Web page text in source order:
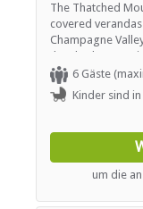
Andere
The Thatched
covered
Champagne
thatched
bedrooms each.
King size bed
a Jacuzzi spa
has an en-suite
hand basin and
lounge areas
stations.
internet
6 Gäste
Kinder sind
um die